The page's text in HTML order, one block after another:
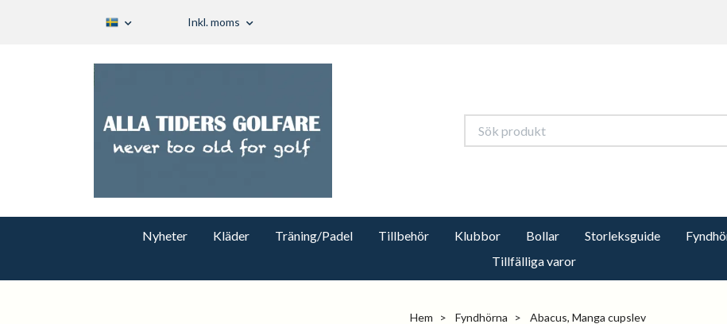
Inkl. moms
Nyheter Kläder Träning/Padel Tillbehör Klubbor Bollar Storleksguide
Tillfälliga varor
Hem Fyndhörna Abacus, Manga cupslev